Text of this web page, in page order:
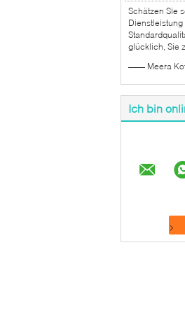
Schätzen Sie
Dienstleistung
glücklich, Sie
—— Meera
Ich bin